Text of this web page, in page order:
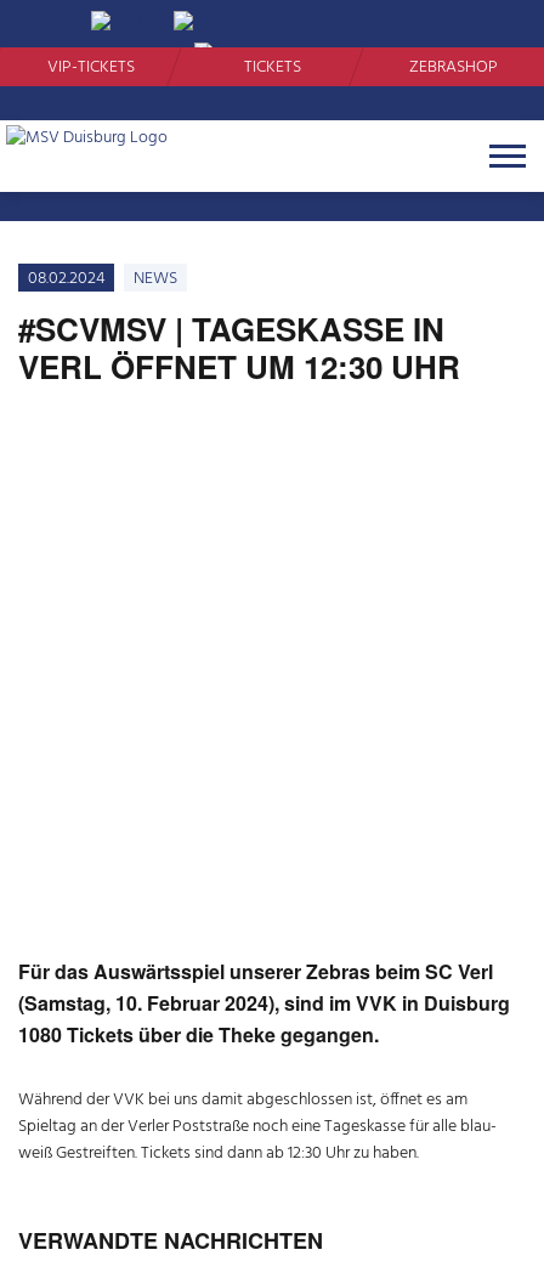
VIP-TICKETS TICKETS ZEBRASHOP
08.02.2024 NEWS
#SCVMSV | TAGESKASSE IN
VERL ÖFFNET UM 12:30 UHR
Für das Auswärtsspiel unserer Zebras beim SC Verl
(Samstag, 10. Februar 2024), sind im VVK in Duisburg
1080 Tickets über die Theke gegangen.
Während der VVK bei uns damit abgeschlossen ist, öffnet es am
Spieltag an der Verler Poststraße noch eine Tageskasse für alle blau-
weiß Gestreiften. Tickets sind dann ab 12:30 Uhr zu haben.
VERWANDTE NACHRICHTEN